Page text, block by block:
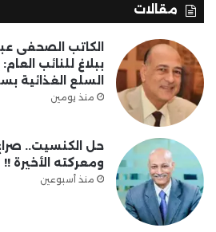
مقالات
الكاتب الصحفى
ببلاغ للنائب
السلع الغذائية
منذ يومين
حل الكنسيت..
ومعركته الأخيرة !!
منذ أسبوعين